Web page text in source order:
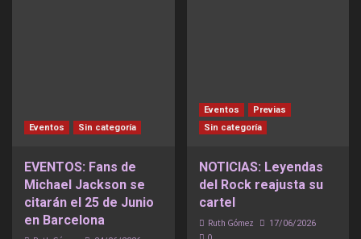
Eventos Sin categoría
EVENTOS: Fans de
Michael Jackson se
citarán el 25 de Junio
en Barcelona
Eventos
Previas
Sin categoría
NOTICIAS: Leyendas
del Rock reajusta su
cartel
Ruth Gómez 17/06/2026